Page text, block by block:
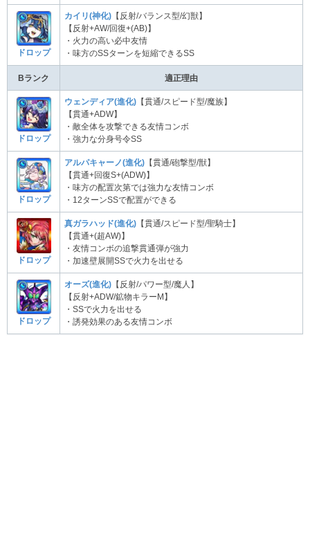
ドロップ
カイリ(神化) 【反射/バランス型/幻獣】
【反射+AW/回復+(AB)】
・火力の高い必中友情
・味方のSSターンを短縮できるSS
Bランク 適正理由
ドロップ
ウェンディア(進化) 【貫通/スピード型/魔族】
【貫通+ADW】
・敵全体を攻撃できる友情コンボ
・強力な分身号令SS
ドロップ
アルパキャーノ(進化) 【貫通/砲撃型/獣】
【貫通+回復S+(ADW)】
・味方の配置次第では強力な友情コンボ
・12ターンSSで配置ができる
ドロップ
真ガラハッド(進化) 【貫通/スピード型/聖騎士】
【貫通+(超AW)】
・友情コンボの追撃貫通弾が強力
・加速壁展開SSで火力を出せる
ドロップ
オーズ(進化) 【反射/パワー型/魔人】
【反射+ADW/鉱物キラーM】
・SSで火力を出せる
・誘発効果のある友情コンボ